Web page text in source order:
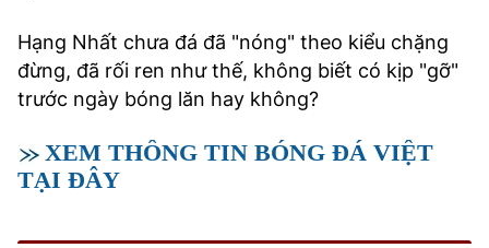
Hạng Nhất chưa đá đã "nóng" theo kiểu chặng
đừng, đã rối ren như thế, không biết có kịp "gỡ"
trước ngày bóng lăn hay không?
XEM THÔNG TIN BÓNG ĐÁ VIỆT
TẠI ĐÂY